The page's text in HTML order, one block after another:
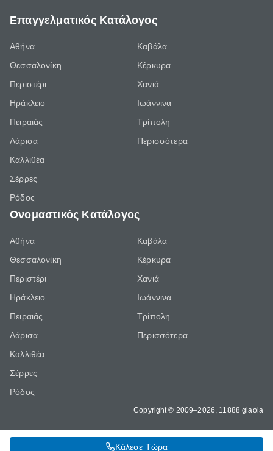
Κάλεσε Τώρα
Επαγγελματικός Κατάλογος
Αθήνα
Θεσσαλονίκη
Περιστέρι
Ηράκλειο
Πειραιάς
Λάρισα
Καλλιθέα
Σέρρες
Ρόδος
Καβάλα
Κέρκυρα
Χανιά
Ιωάννινα
Τρίπολη
Περισσότερα
Ονομαστικός Κατάλογος
Αθήνα
Θεσσαλονίκη
Περιστέρι
Ηράκλειο
Πειραιάς
Λάρισα
Καλλιθέα
Σέρρες
Ρόδος
Καβάλα
Κέρκυρα
Χανιά
Ιωάννινα
Τρίπολη
Περισσότερα
Copyright © 2009–2026, 11888 giaola